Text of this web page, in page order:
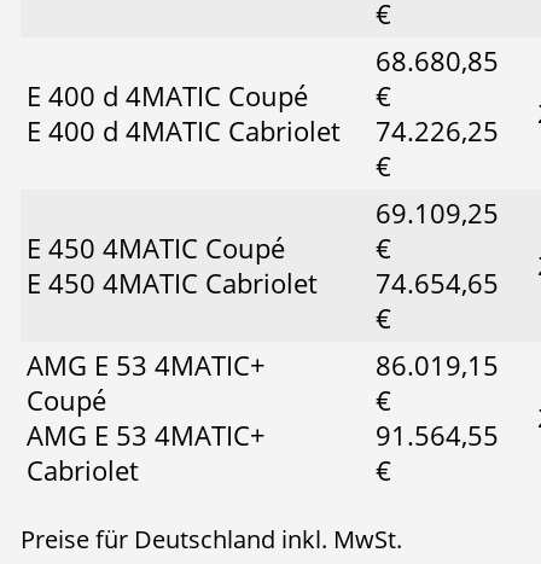
€
E 400 d 4MATIC Coupé
E 400 d 4MATIC Cabriolet
68.680,85
€
74.226,25
€
E 450 4MATIC Coupé
E 450 4MATIC Cabriolet
69.109,25
€
74.654,65
€
AMG E 53 4MATIC+
Coupé
AMG E 53 4MATIC+
Cabriolet
86.019,15
€
91.564,55
€
Preise für Deutschland inkl. MwSt.